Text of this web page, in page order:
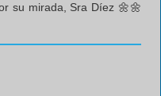
su mirada, Sra Díez 🌼🌼